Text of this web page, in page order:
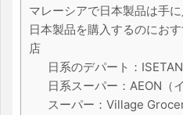
マレーシアで日本製品は手に
日本製品を購入するのにお
店
日系のデパート：ISETAN
日系スーパー：AEON（
スーパー：Village